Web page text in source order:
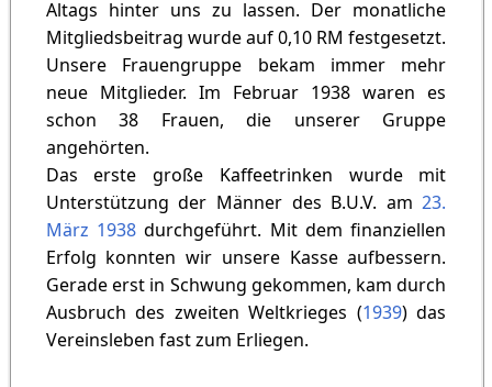
Altags hinter uns zu lassen. Der monatliche
Mitgliedsbeitrag wurde auf 0,10 RM festgesetzt.
Unsere Frauengruppe bekam immer mehr
neue Mitglieder. Im Februar 1938 waren es
schon 38 Frauen, die unserer Gruppe
angehörten.
Das erste große Kaffeetrinken wurde mit
Unterstützung der Männer des B.U.V. am23.
März 1938 durchgeführt. Mit dem finanziellen
Erfolg konnten wir unsere Kasse aufbessern.
Gerade erst in Schwung gekommen, kam durch
Ausbruch des zweiten Weltkrieges (1939) das
Vereinsleben fast zum Erliegen.